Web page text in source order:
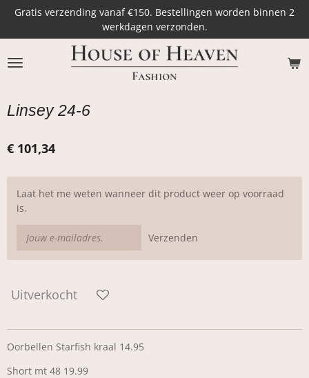
Ga
naar
de
hoofdinhoud
Gratis verzending vanaf €150. Bestellingen worden binnen 2
werkdagen verzonden.
Linsey 24-6
€ 101,34
Laat het me weten wanneer dit product weer op voorraad
is.
Verzenden
Uitverkocht
Oorbellen Starfish kraal 14.95
Short mt 48 19.99